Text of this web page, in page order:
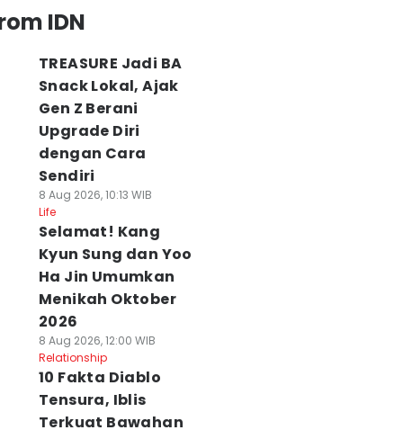
6 Cara Mudah Cek
IDN
TREASURE Jadi BA
Snack Lokal, Ajak
Gen Z Berani
Upgrade Diri
dengan Cara
Sendiri
8 Aug 2026, 10:13 WIB
Life
Selamat! Kang
Kyun Sung dan Yoo
Ha Jin Umumkan
Menikah Oktober
2026
8 Aug 2026, 12:00 WIB
Relationship
10 Fakta Diablo
Tensura, Iblis
Terkuat Bawahan